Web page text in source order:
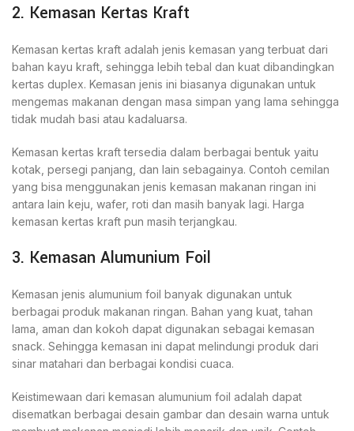
2. Kemasan Kertas Kraft
Kemasan kertas kraft adalah jenis kemasan yang terbuat dari
bahan kayu kraft, sehingga lebih tebal dan kuat dibandingkan
kertas duplex. Kemasan jenis ini biasanya digunakan untuk
mengemas makanan dengan masa simpan yang lama sehingga
tidak mudah basi atau kadaluarsa.
Kemasan kertas kraft tersedia dalam berbagai bentuk yaitu
kotak, persegi panjang, dan lain sebagainya. Contoh cemilan
yang bisa menggunakan jenis kemasan makanan ringan ini
antara lain keju, wafer, roti dan masih banyak lagi. Harga
kemasan kertas kraft pun masih terjangkau.
3. Kemasan Alumunium Foil
Kemasan jenis alumunium foil banyak digunakan untuk
berbagai produk makanan ringan. Bahan yang kuat, tahan
lama, aman dan kokoh dapat digunakan sebagai kemasan
snack. Sehingga kemasan ini dapat melindungi produk dari
sinar matahari dan berbagai kondisi cuaca.
Keistimewaan dari kemasan alumunium foil adalah dapat
disematkan berbagai desain gambar dan desain warna untuk